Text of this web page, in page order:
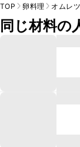
TOP 卵料理 オムレツ
同じ材料の